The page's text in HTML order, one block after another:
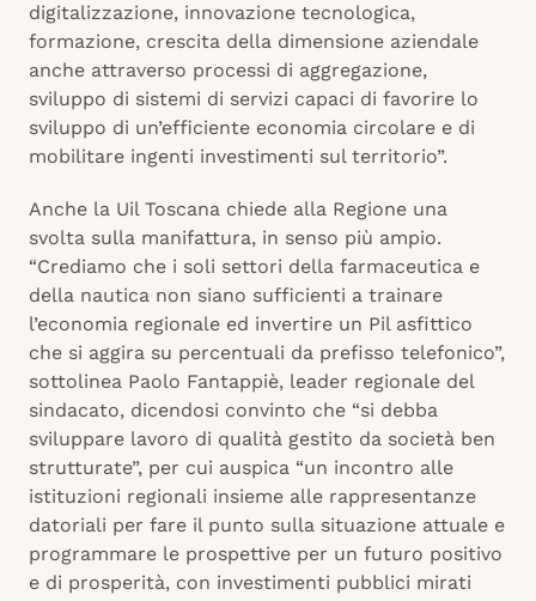
digitalizzazione, innovazione tecnologica,
formazione, crescita della dimensione aziendale
anche attraverso processi di aggregazione,
sviluppo di sistemi di servizi capaci di favorire lo
sviluppo di un’efficiente economia circolare e di
mobilitare ingenti investimenti sul territorio”.
Anche la Uil Toscana chiede alla Regione una
svolta sulla manifattura, in senso più ampio.
“Crediamo che i soli settori della farmaceutica e
della nautica non siano sufficienti a trainare
l’economia regionale ed invertire un Pil asfittico
che si aggira su percentuali da prefisso telefonico”,
sottolinea Paolo Fantappiè, leader regionale del
sindacato, dicendosi convinto che “si debba
sviluppare lavoro di qualità gestito da società ben
strutturate”, per cui auspica “un incontro alle
istituzioni regionali insieme alle rappresentanze
datoriali per fare il punto sulla situazione attuale e
programmare le prospettive per un futuro positivo
e di prosperità, con investimenti pubblici mirati